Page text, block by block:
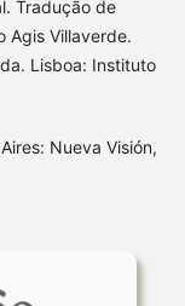
Tradução de
Agis Villaverde.
Lisboa: Instituto
Aires: Nueva Visión,